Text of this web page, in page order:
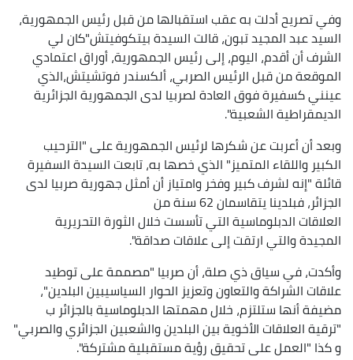
وفي تصريح أدلت به عقب استقبالها من قبل رئيس الجمهورية،
السيد عبد المجيد تبون، قالت السيدة بيتكوفيتش"كان لي
الشرف أن أقدم، اليوم، إلى رئيس الجمهورية، أوراق اعتمادي
الموقعة من قبل الرئيس الصربي، ألكسندر فوتشيتش،الذي
عينني كسفيرة فوق العادة لصربيا لدى الجمهورية الجزائرية
الديمقراطية الشعبية".
وبعد أن أعربت عن شكرها لرئيس الجمهورية على "الترحيب
الكبير واللقاء المتميز" الذي خصها به، تابعت السيدة السفيرة
قائلة "إنه لشرف كبير وفخر وامتياز أن أمثل جهورية صربيا لدى
الجزائر، فبلدينا يتقاسمان 62 سنة من
العلاقات الدبلوماسية التي تأسست خلال الثورة التحريرية
المجيدة والتي ارتقت إلى علاقات صداقة".
وأكدت، في سياق ذي صلة، أن صربيا "مصممة على توطيد
علاقات الشراكة والتعاون وتعزيز الحوار السياسيبين البلدين"،
مضيفة أنها ستلتزم، خلال مهمتها الدبلوماسية بالجزائر ب
"ترقية العلاقات الأخوية بين البلدين والشعبين الجزائري والصربي"
و كذا "العمل على تحقيق رؤية مستقبلية مشتركة".